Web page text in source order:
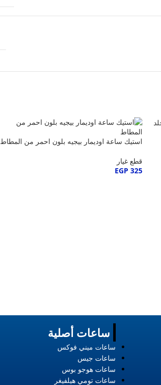
استيك ساعة اوديمار بيجيه بلون احمر من المطاط
قطع غيار
EGP 325
ساعات أصلية
ساعات ميني فوكس
ساعات جيس
ساعات هوجو بوس
ساعات تومي هيلفيغر